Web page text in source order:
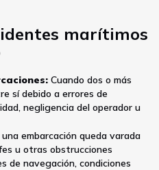
marítimos
Cuando dos o más
sí debido a errores de
negligencia del operador u
una embarcación queda varada
u otras obstrucciones
de navegación, condiciones